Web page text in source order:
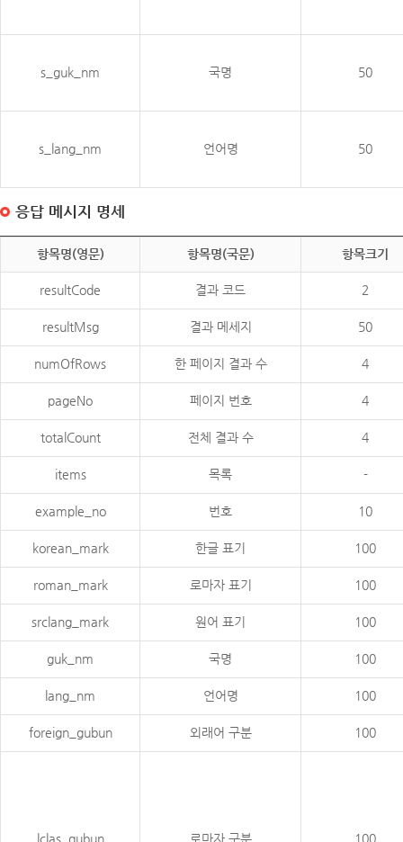
s_guk_nm 국명 50
s_lang_nm 언어명 50
응답 메시지 명세
항목명(영문) 항목명(국문) 항목크기
resultCode 결과 코드 2
resultMsg 결과 메세지 50
numOfRows 한 페이지 결과 수 4
pageNo 페이지 번호 4
totalCount 전체 결과 수 4
items 목록 -
example_no 번호 10
korean_mark 한글 표기 100
roman_mark 로마자 표기 100
srclang_mark 원어 표기 100
guk_nm 국명 100
lang_nm 언어명 100
foreign_gubun 외래어 구분 100
lclas_gubun 로마자 구분 100